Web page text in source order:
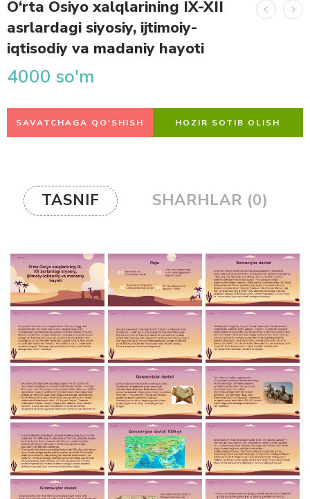
O‘rta Osiyo xalqlarining IX-XII
asrlardagi siyosiy, ijtimoiy-
iqtisodiy va madaniy hayoti
4000 so'm
SAVATCHAGA QO'SHISH HOZIR SOTIB OLISH
TASNIF SHARHLAR (0)